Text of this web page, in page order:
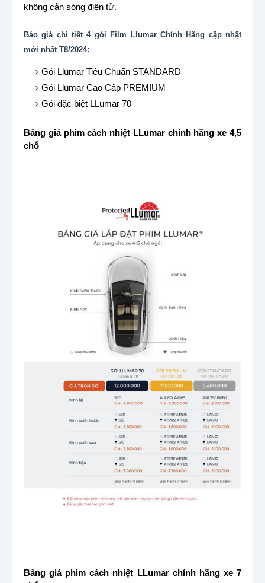
không cản sóng điện tử.
Báo giá chi tiết 4 gói Film Llumar Chính Hãng cập nhật
mới nhất T8/2024:
Gói Llumar Tiêu Chuẩn STANDARD
Gói Llumar Cao Cấp PREMIUM
Gói đặc biệt LLumar 70
Bảng giá phim cách nhiệt LLumar chính hãng xe 4,5
chỗ
Bảng giá phim cách nhiệt LLumar chính hãng xe 7